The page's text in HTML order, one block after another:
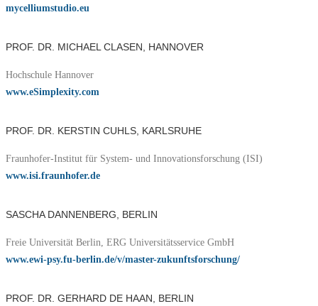
mycelliumstudio.eu
PROF. DR. MICHAEL CLASEN, HANNOVER
Hochschule Hannover
www.eSimplexity.com
PROF. DR. KERSTIN CUHLS, KARLSRUHE
Fraunhofer-Institut für System- und Innovationsforschung (ISI)
www.isi.fraunhofer.de
SASCHA DANNENBERG, BERLIN
Freie Universität Berlin, ERG Universitätsservice GmbH
www.ewi-psy.fu-berlin.de/v/master-zukunftsforschung/
PROF. DR. GERHARD DE HAAN, BERLIN